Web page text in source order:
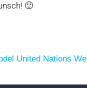
🙂
United Nations